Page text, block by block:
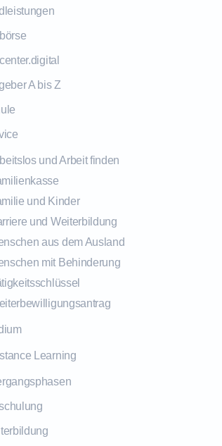
A bis Z
und Arbeit finden
und Kinder
und Weiterbildung
aus dem Ausland
mit Behinderung
Learning